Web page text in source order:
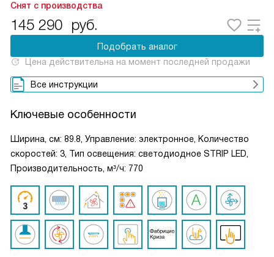
Снят с производства
145 290 руб.
Подобрать аналог
Цена действительна на момент последней продажи
Все инструкции
Ключевые особенности
Ширина, см: 89.8, Управление: электронное, Количество
скоростей: 3, Тип освещения: светодиодное STRIP LED,
Производительность, м³/ч: 770